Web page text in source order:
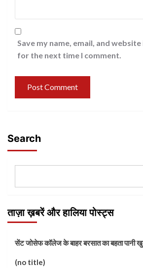
Save my name, email, and
for the next time I comment.
Search
ताज़ा ख़बरें और हालिया पोस्ट्स
सेंट जोसेफ कॉलेज के बाहर बरसात का बहता पानी
(no title)